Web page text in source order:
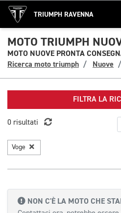
TRIUMPH RAVENNA
MOTO TRIUMPH
MOTO NUOVE PRONTA
Ricerca moto triumph
Nuove
FILTRA LA
0 risultati
Voge
NON C'È LA MOTO CHE